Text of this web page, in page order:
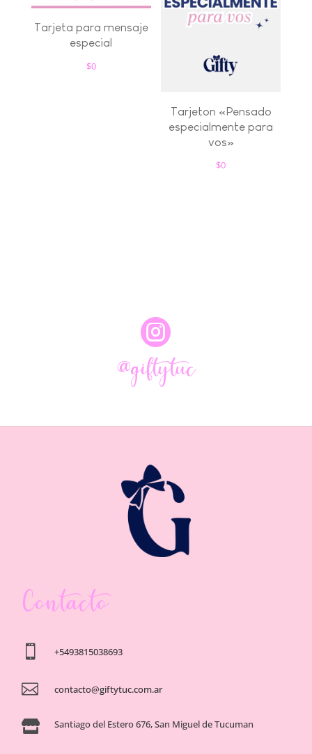
Tarjeta para mensaje
especial
$0
Tarjeton «Pensado
especialmente para
vos»
$0

@giftytuc
Contacto
 +5493815038693
 contacto@giftytuc.com.ar
 Santiago del Estero 676, San Miguel de Tucuman